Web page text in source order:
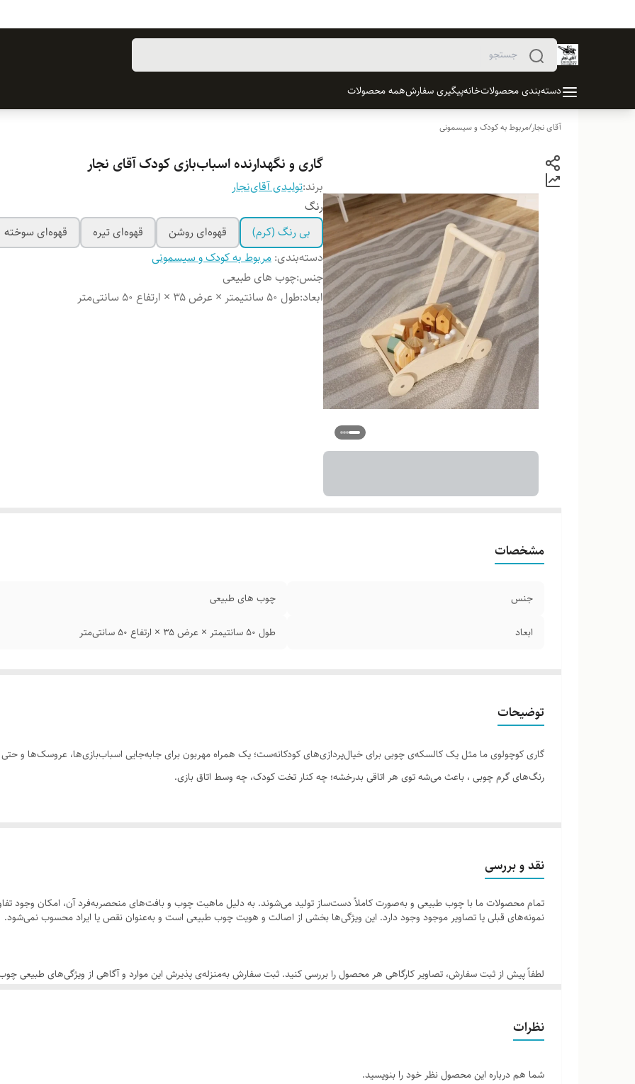
دسته‌بندی محصولاتخانهپیگیری سفارشهمه محصولات
آقای نجار/مربوط به کودک و سیسمونی
گاری و نگهدارنده اسباب‌بازی کودک آقای نجار
برند:تولیدی آقای‌نجار
رنگ
بی رنگ‌ (کرم)
قهوه‌ای روشن قهوه‌ای تیره
قهوه‌ای سوخته
دسته‌بندی: مربوط به کودک و سیسمونی
جنس:چوب های طبیعی
ابعاد:طول ۵۰ سانتیمتر × عرض ۳۵ × ارتفاع ۵۰ سانتی‌متر
مشخصات
جنس چوب های طبیعی
ابعاد طول ۵۰ سانتیمتر × عرض ۳۵ × ارتفاع ۵۰ سانتی‌متر
توضیحات
گاری کوچولوی ما مثل یک کالسکه‌ی چوبی برای خیال‌پردازی‌های کودکانه‌ست؛ یک همراه مهربون برای جابه‌جایی اسباب‌بازی‌ها، عروسک‌ها و حتی
رنگ‌های گرم چوبی ، باعث می‌شه توی هر اتاقی بدرخشه؛ چه کنار تخت کودک، چه وسط اتاق بازی.
نقد و بررسی
تمام محصولات ما با چوب طبیعی و به‌صورت کاملاً دست‌ساز تولید می‌شوند. به دلیل ماهیت چوب و بافت‌های منحصر‌به‌فرد آن، امکان وجود
نمونه‌های قبلی یا تصاویر موجود وجود دارد. این ویژگی‌ها بخشی از اصالت و هویت چوب طبیعی است و به‌عنوان نقص یا ایراد محسوب نمی‌شود.
لطفاً پیش از ثبت سفارش، تصاویر کارگاهی هر محصول را بررسی کنید. ثبت سفارش به‌منزله‌ی پذیرش این موارد و آگاهی از ویژگی‌های طبیعی
نظرات
شما هم درباره این محصول نظر خود را بنویسید.